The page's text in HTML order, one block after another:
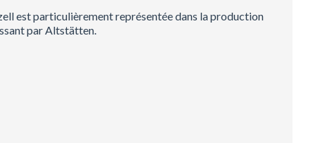
est particulièrement représentée dans la production
par Altstätten.